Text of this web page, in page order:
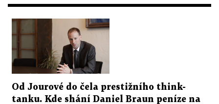
Od Jourové do čela prestižního think-
tanku. Kde shání Daniel Braun peníze na